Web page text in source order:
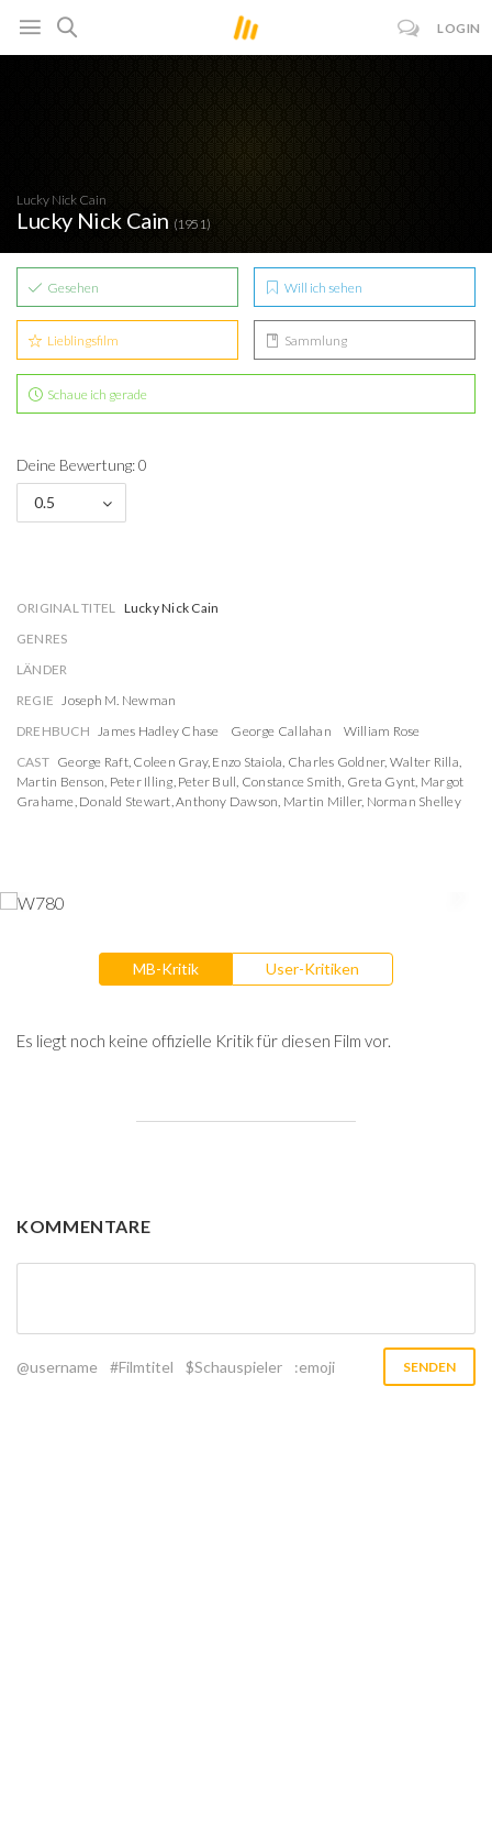
LOGIN
Lucky Nick Cain
Lucky Nick Cain (1951)
Gesehen Will ich sehen
Lieblingsfilm Sammlung
Schaue ich gerade
Deine Bewertung: 0
0.5
ORIGINAL TITEL Lucky Nick Cain
GENRES
LÄNDER
REGIE Joseph M. Newman
DREHBUCH James Hadley Chase George Callahan
William Rose
CAST George Raft, Coleen Gray, Enzo Staiola, Charles Goldner, Walter Rilla,
Martin Benson, Peter Illing, Peter Bull, Constance Smith, Greta Gynt, Margot
Grahame, Donald Stewart,Anthony Dawson, Martin Miller, Norman Shelley
MB-Kritik User-Kritiken
Es liegt noch keine offizielle Kritik für diesen Film vor.
KOMMENTARE
@username #Filmtitel $Schauspieler :emoji